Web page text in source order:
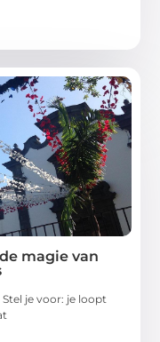
magie van
je voor: je loopt